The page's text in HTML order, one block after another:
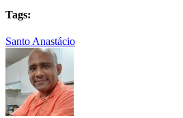
Tags:
Santo Anastácio